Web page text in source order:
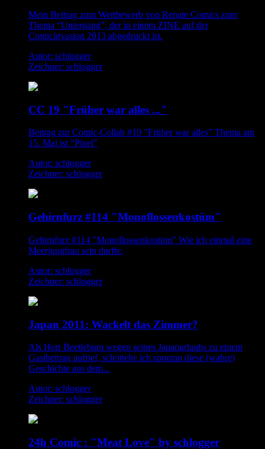
Mein Beitrag zum Wettbewerb von Renate Comics zum
Thema “Untergang”, der in einem ZINE auf der
Comicinvasion 2013 abgedruckt ist.
Autor: schlogger
Zeichner: schlogger
CC 19 "Früher war alles ..."
Beitrag zur Comic-Collab #19 "Früher war alles" Thema am
15. Mai ist "Pixel"
Autor: schlogger
Zeichner: schlogger
Gehirnfurz #114 "Monoflossenkostüm"
Gehirnfurz #114 "Monoflossenkostüm" Wie ich einmal eine
Meerjungfrau sein durfte.
Autor: schlogger
Zeichner: schlogger
Japan 2011: Wackelt das Zimmer?
Als Herr Beetlebum wegen seines Japanurlaubs zu einem
Gastbeitrag aufrief, schüttelte ich spontan diese (wahre)
Geschichte aus dem...
Autor: schlogger
Zeichner: schlogger
24h Comic : "Meat Love" by schlogger